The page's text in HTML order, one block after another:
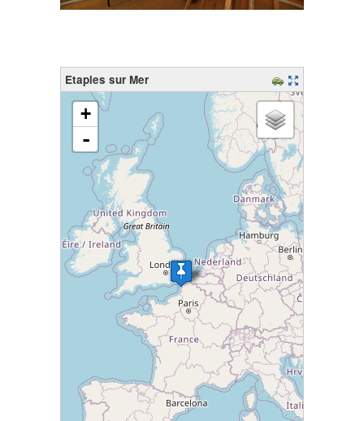
Etaples sur Mer
chargement de la carte - veuillez patienter...
+
-